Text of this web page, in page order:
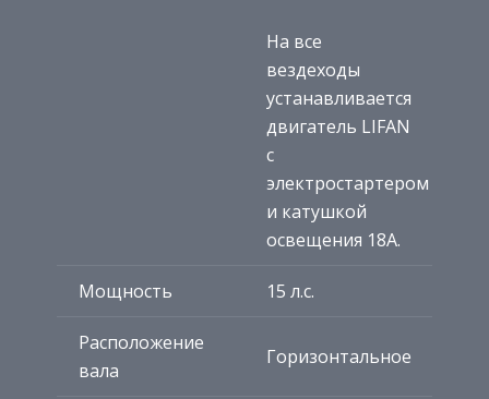
На все
вездеходы
устанавливается
двигатель LIFAN
с
электростартером
и катушкой
освещения 18А.
Мощность 15 л.с.
Расположение
вала
Горизонтальное